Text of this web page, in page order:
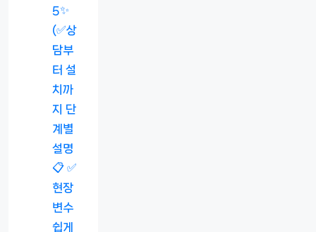
5✨
(✅상
담부
터 설
치까
지 단
계별
설명
📋 ✅
현장
변수
쉽게